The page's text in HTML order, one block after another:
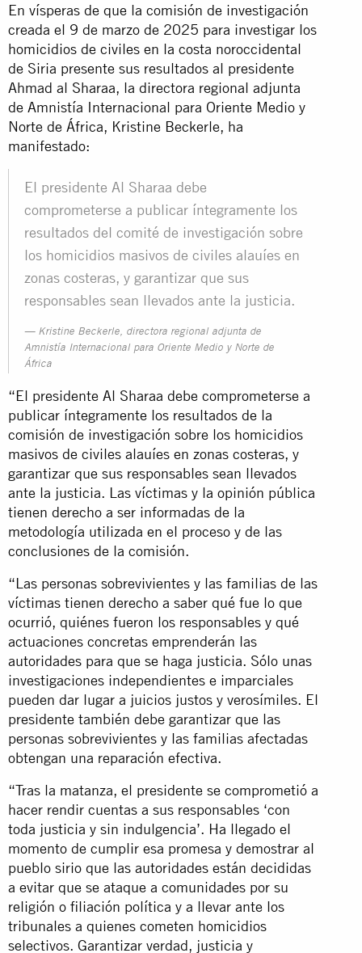
En vísperas de que la comisión de investigación
creada el 9 de marzo de 2025 para investigar los
homicidios de civiles en la costa noroccidental
de Siria presente sus resultados al presidente
Ahmad al Sharaa, la directora regional adjunta
de Amnistía Internacional para Oriente Medio y
Norte de África, Kristine Beckerle, ha
manifestado:
El presidente Al Sharaa debe
comprometerse a publicar íntegramente los
resultados del comité de investigación sobre
los homicidios masivos de civiles alauíes en
zonas costeras, y garantizar que sus
responsables sean llevados ante la justicia.
Kristine Beckerle, directora regional adjunta de
Amnistía Internacional para Oriente Medio y Norte de
África
“El presidente Al Sharaa debe comprometerse a
publicar íntegramente los resultados de la
comisión de investigación sobre los homicidios
masivos de civiles alauíes en zonas costeras, y
garantizar que sus responsables sean llevados
ante la justicia. Las víctimas y la opinión pública
tienen derecho a ser informadas de la
metodología utilizada en el proceso y de las
conclusiones de la comisión.
“Las personas sobrevivientes y las familias de las
víctimas tienen derecho a saber qué fue lo que
ocurrió, quiénes fueron los responsables y qué
actuaciones concretas emprenderán las
autoridades para que se haga justicia. Sólo unas
investigaciones independientes e imparciales
pueden dar lugar a juicios justos y verosímiles. El
presidente también debe garantizar que las
personas sobrevivientes y las familias afectadas
obtengan una reparación efectiva.
“Tras la matanza, el presidente se comprometió a
hacer rendir cuentas a sus responsables ‘con
toda justicia y sin indulgencia’. Ha llegado el
momento de cumplir esa promesa y demostrar al
pueblo sirio que las autoridades están decididas
a evitar que se ataque a comunidades por su
religión o filiación política y a llevar ante los
tribunales a quienes cometen homicidios
selectivos. Garantizar verdad, justicia y